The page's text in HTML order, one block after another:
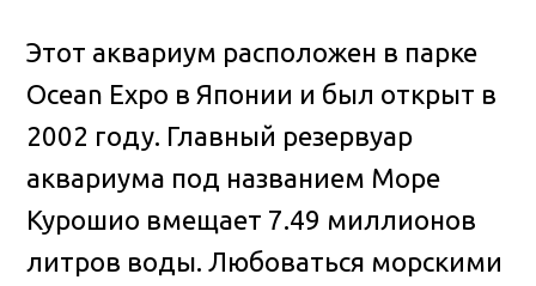
Этот аквариум расположен в парке
Ocean Expo в Японии и был открыт в
2002 году. Главный резервуар
аквариума под названием Море
Курошио вмещает 7.49 миллионов
литров воды. Любоваться морскими